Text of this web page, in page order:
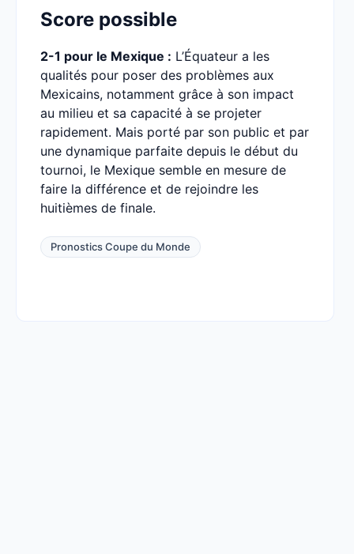
Score possible
2-1 pour le Mexique : L’Équateur a les
qualités pour poser des problèmes aux
Mexicains, notamment grâce à son impact
au milieu et sa capacité à se projeter
rapidement. Mais porté par son public et par
une dynamique parfaite depuis le début du
tournoi, le Mexique semble en mesure de
faire la différence et de rejoindre les
huitièmes de finale.
Pronostics Coupe du Monde